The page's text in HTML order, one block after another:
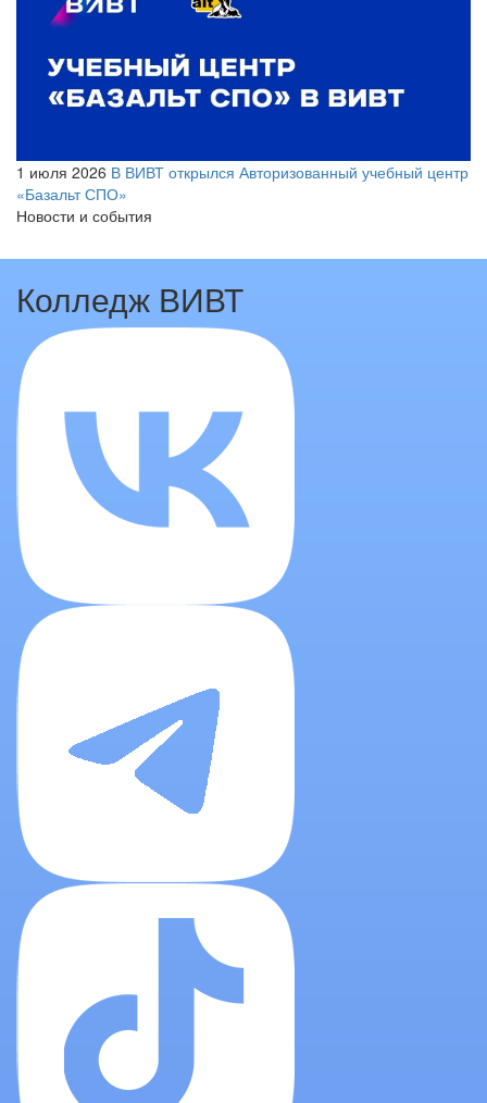
1 июля 2026 В ВИВТ открылся Авторизованный учебный центр
«Базальт СПО»
Новости и события
Колледж ВИВТ